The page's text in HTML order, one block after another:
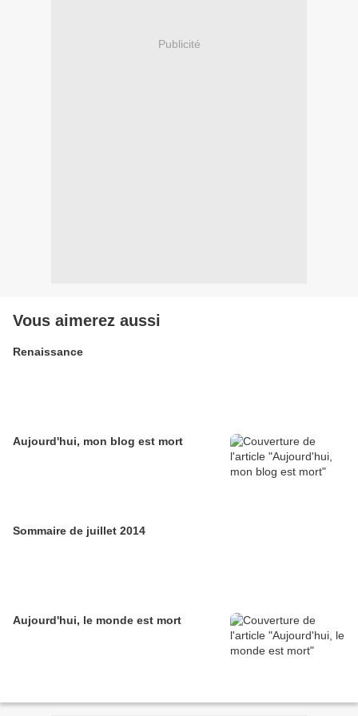
Publicité
Vous aimerez aussi
Renaissance
Aujourd'hui, mon blog est mort
Sommaire de juillet 2014
Aujourd'hui, le monde est mort